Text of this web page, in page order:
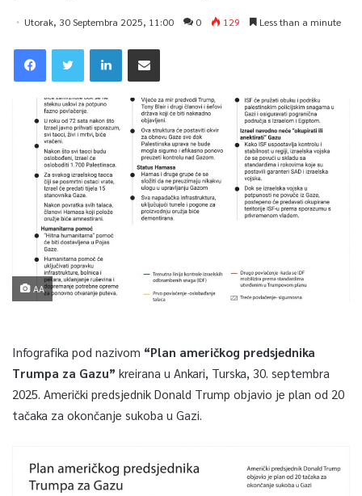
Utorak, 30 Septembra 2025, 11:00 0 129 Less than a minute
AA
Infografika pod nazivom “Plan američkog predsjednika
Trumpa za Gazu” kreirana u Ankari, Turska, 30. septembra
2025. Američki predsjednik Donald Trump objavio je plan od 20
tačaka za okončanje sukoba u Gazi.